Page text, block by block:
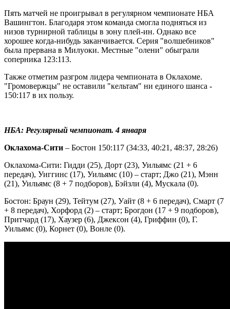
Пять матчей не проигрывал в регулярном чемпионате НБА
Вашингтон. Благодаря этом команда смогла подняться из
низов турнирной таблицы в зону плей-ин. Однако все
хорошее когда-нибудь заканчивается. Серия "волшебников"
была прервана в Милуоки. Местные "олени" обыграли
соперника 123:113.
Также отметим разгром лидера чемпионата в Оклахоме.
"Громовержцы" не оставили "кельтам" ни единого шанса -
150:117 в их пользу.
НБА: Регулярный чемпионат. 4 января
Оклахома-Сити – Бостон 150:117 (34:33, 40:21, 48:37, 28:26)
Оклахома-Сити: Гидди (25), Дорт (23), Уильямс (21 + 6
передач), Уиггинс (17), Уильямс (10) – старт; Джо (21), Мэнн
(21), Уильямс (8 + 7 подборов), Бэйзли (4), Мускала (0).
Бостон: Браун (29), Тейтум (27), Уайт (8 + 6 передач), Смарт (7
+ 8 передач), Хорфорд (2) – старт; Брогдон (17 + 9 подборов),
Притчард (17), Хаузер (6), Джексон (4), Гриффин (0), Г.
Уильямс (0), Корнет (0), Вонле (0).